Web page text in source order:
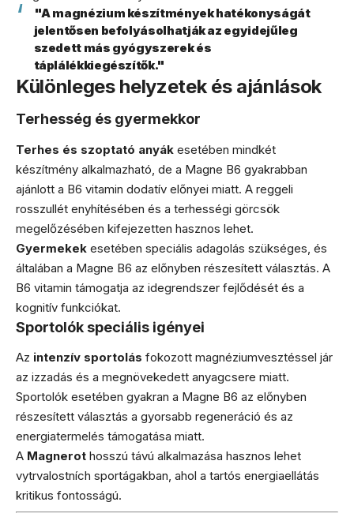
"A magnézium készítmények hatékonyságát
jelentősen befolyásolhatják az egyidejűleg
szedett más gyógyszerek és
táplálékkiegészítők."
Különleges helyzetek és ajánlások
Terhesség és gyermekkor
Terhes és szoptató anyák esetében mindkét
készítmény alkalmazható, de a Magne B6 gyakrabban
ajánlott a B6 vitamin dodatív előnyei miatt. A reggeli
rosszullét enyhítésében és a terhességi görcsök
megelőzésében kifejezetten hasznos lehet.
Gyermekek esetében speciális adagolás szükséges, és
általában a Magne B6 az előnyben részesített választás. A
B6 vitamin támogatja az idegrendszer fejlődését és a
kognitív funkciókat.
Sportolók speciális igényei
Az intenzív sportolás fokozott magnéziumvesztéssel jár
az izzadás és a megnövekedett anyagcsere miatt.
Sportolók esetében gyakran a Magne B6 az előnyben
részesített választás a gyorsabb regeneráció és az
energiatermelés támogatása miatt.
A Magnerot hosszú távú alkalmazása hasznos lehet
vytrvalostních sportágakban, ahol a tartós energiaellátás
kritikus fontosságú.